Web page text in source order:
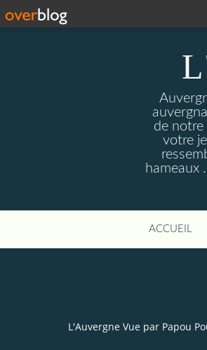
de notre
votre
hameaux
ACCUEIL
L'Auvergne Vue par Papou